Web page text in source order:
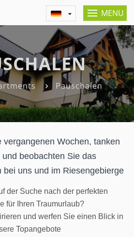
MENU
Pauschalen
vergangenen Wochen, tanken
und beobachten Sie das
bei uns und im Riesengebierge
der Suche nach der perfekten
für Ihren Traumurlaub?
und werfen Sie einen Blick in
Topangebote